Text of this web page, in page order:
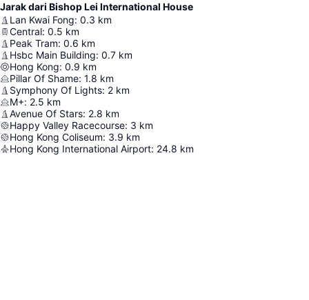
Jarak dari Bishop Lei International House
Lan Kwai Fong: 0.3 km
Central: 0.5 km
Peak Tram: 0.6 km
Hsbc Main Building: 0.7 km
Hong Kong: 0.9 km
Pillar Of Shame: 1.8 km
Symphony Of Lights: 2 km
M+: 2.5 km
Avenue Of Stars: 2.8 km
Happy Valley Racecourse: 3 km
Hong Kong Coliseum: 3.9 km
Hong Kong International Airport: 24.8 km